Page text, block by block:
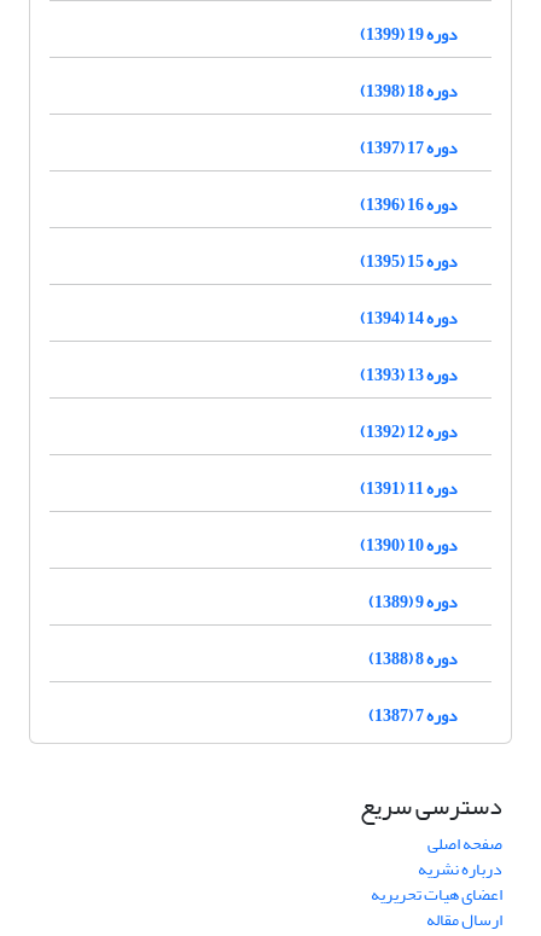
دوره 19 (1399)
دوره 18 (1398)
دوره 17 (1397)
دوره 16 (1396)
دوره 15 (1395)
دوره 14 (1394)
دوره 13 (1393)
دوره 12 (1392)
دوره 11 (1391)
دوره 10 (1390)
دوره 9 (1389)
دوره 8 (1388)
دوره 7 (1387)
دسترسی سریع
صفحه اصلی
درباره نشریه
اعضای هیات تحریریه
ارسال مقاله